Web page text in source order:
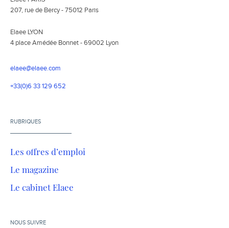
207, rue de Bercy - 75012 Paris
Elaee LYON
4 place Amédée Bonnet - 69002 Lyon
elaee@elaee.com
+33(0)6 33 129 652
RUBRIQUES
Les offres d’emploi
Le magazine
Le cabinet Elaee
NOUS SUIVRE